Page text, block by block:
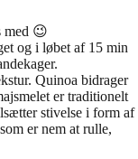
med 😉
og i løbet af 15 min
Quinoa bidrager
er traditionelt
stivelse i form af
er nem at rulle,